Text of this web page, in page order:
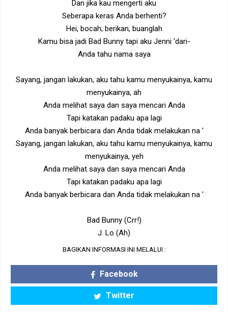
Dan jika kau mengerti aku
Seberapa keras Anda berhenti?
Hei, bocah; berikan, buanglah
Kamu bisa jadi Bad Bunny tapi aku Jenni 'dari-
Anda tahu nama saya
Sayang, jangan lakukan, aku tahu kamu menyukainya, kamu
menyukainya, ah
Anda melihat saya dan saya mencari Anda
Tapi katakan padaku apa lagi
Anda banyak berbicara dan Anda tidak melakukan na '
Sayang, jangan lakukan, aku tahu kamu menyukainya, kamu
menyukainya, yeh
Anda melihat saya dan saya mencari Anda
Tapi katakan padaku apa lagi
Anda banyak berbicara dan Anda tidak melakukan na '
Bad Bunny (Crr!)
J. Lo (Ah)
BAGIKAN INFORMASI INI MELALUI :
Facebook
Twitter